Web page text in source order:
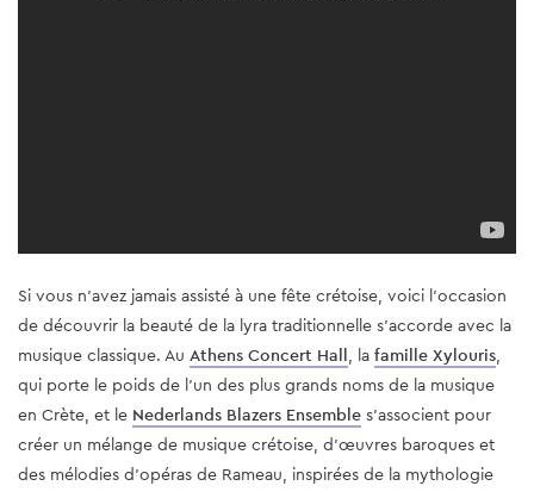
Si vous n'avez jamais assisté à une fête crétoise, voici l'occasion
de découvrir la beauté de la lyra traditionnelle s'accorde avec la
musique classique. Au Athens Concert Hall, la famille Xylouris,
qui porte le poids de l'un des plus grands noms de la musique
en Crète, et le Nederlands Blazers Ensemble s'associent pour
créer un mélange de musique crétoise, d'œuvres baroques et
des mélodies d'opéras de Rameau, inspirées de la mythologie